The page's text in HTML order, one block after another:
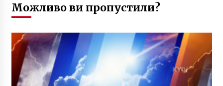
Можливо ви пропустили?